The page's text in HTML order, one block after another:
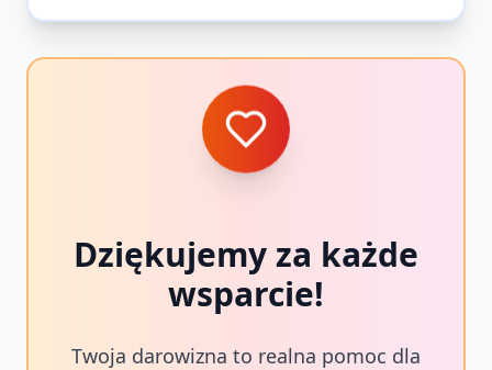
Dziękujemy za każde
wsparcie!
Twoja darowizna to realna pomoc dla